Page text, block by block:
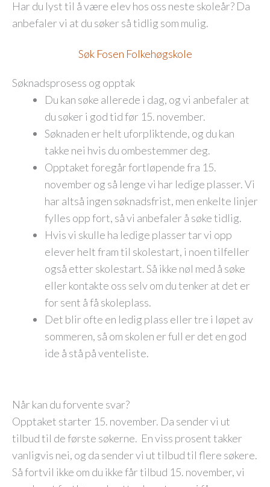
Har du lyst til å være elev hos oss neste skoleår? Da
anbefaler vi at du søker så tidlig som mulig.
Søk Fosen Folkehøgskole
Søknadsprosess og opptak
Du kan søke allerede i dag, og vi anbefaler at
du søker i god tid før 15. november.
Søknaden er helt uforpliktende, og du kan
takke nei hvis du ombestemmer deg.
Opptaket foregår fortløpende fra 15.
november og så lenge vi har ledige plasser. Vi
har altså ingen søknadsfrist, men enkelte linjer
fylles opp fort, så vi anbefaler å søke tidlig.
Hvis vi skulle ha ledige plasser tar vi opp
elever helt fram til skolestart, i noen tilfeller
også etter skolestart. Så ikke nøl med å søke
eller kontakte oss selv om du tenker at det er
for sent å få skoleplass.
Det blir ofte en ledig plass eller tre i løpet av
sommeren, så om skolen er full er det en god
ide å stå på venteliste.
Når kan du forvente svar?
Opptaket starter 15. november. Da sender vi ut
tilbud til de første søkerne. En viss prosent takker
vanligvis nei, og da sender vi ut tilbud til flere søkere.
Så fortvil ikke om du ikke får tilbud 15. november, vi